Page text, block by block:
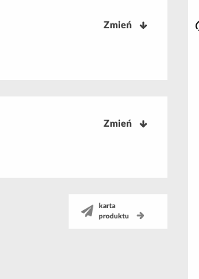
Zmień
Zmień
karta
produktu